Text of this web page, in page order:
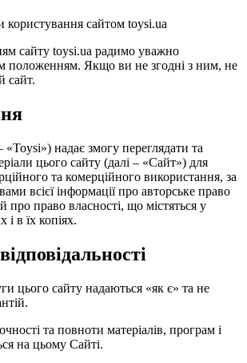
користування сайтом toysi.ua
сайту toysi.ua радимо уважно
положенням. Якщо ви не згодні з ним, не
сайт.
«Toysi») надає змогу переглядати та
цього сайту (далі – «Сайт») для
та комерційного використання, за
всієї інформації про авторське право
про право власності, що містяться у
і в їх копіях.
цього сайту надаються «як є» та не
та повноти матеріалів, програм і
на цьому Сайті.